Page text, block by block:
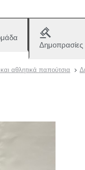
Δημοπρασίες
αθλητικά παπούτσια